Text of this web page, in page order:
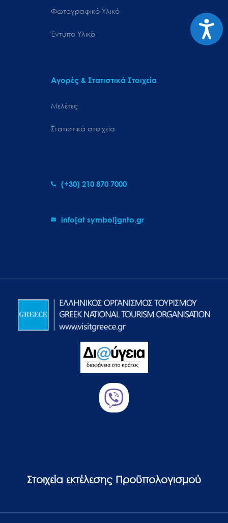
Φωτογραφικό Υλικό
Έντυπο Υλικό
Αγορές & Στατιστικά Στοιχεία
Μελέτες
Στατιστικά στοιχεία
(+30) 210 870 7000
info[at symbol]gnto.gr
Στοιχεία εκτέλεσης Προϋπολογισμού